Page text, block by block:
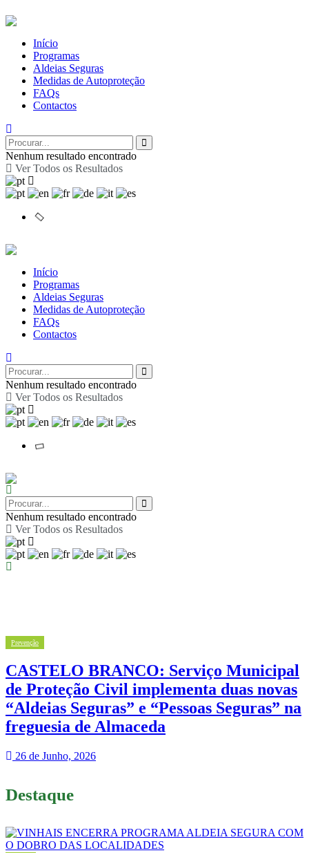
Início
Programas
Aldeias Seguras
Medidas de Autoproteção
FAQs
Contactos
Nenhum resultado encontrado
Ver Todos os Resultados
Início
Programas
Aldeias Seguras
Medidas de Autoproteção
FAQs
Contactos
Nenhum resultado encontrado
Ver Todos os Resultados
Nenhum resultado encontrado
Ver Todos os Resultados
Prevenção
CASTELO BRANCO: Serviço Municipal
de Proteção Civil implementa duas novas
“Aldeias Seguras” e “Pessoas Seguras” na
freguesia de Almaceda
26 de Junho, 2026
Destaque